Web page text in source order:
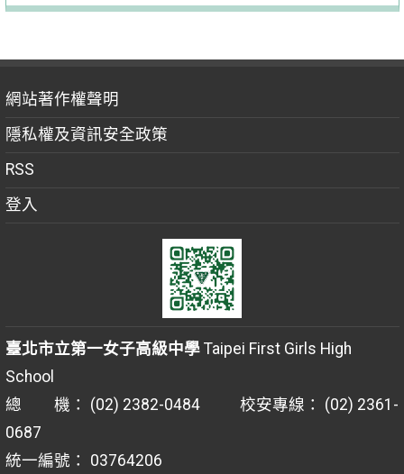
網站著作權聲明
隱私權及資訊安全政策
RSS
登入
臺北市立第一女子高級中學Taipei First Girls High
School
總 機： (02) 2382-0484 校安專線： (02) 2361-
0687
統一編號： 03764206